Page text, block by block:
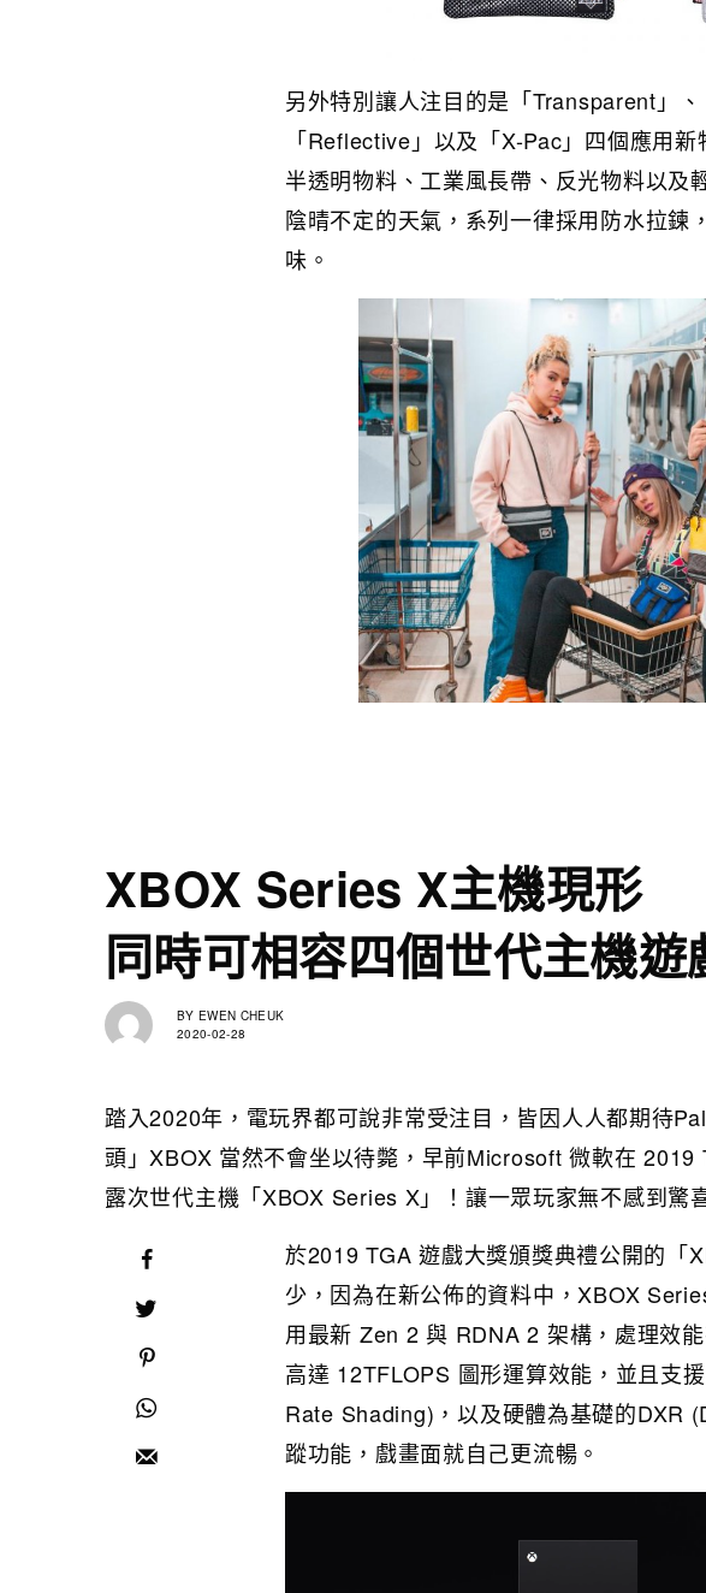
另外特別讓人注目的是「Transparent」
「Reflective」以及「X-Pac」四個應用
半透明物料、工業風長帶、反光物料以及
陰晴不定的天氣，系列一律採用防水拉鍊
味。
XBOX Series X主機現形
同時可相容四個世代主機遊
BY EWEN CHEUK
2020-02-28
踏入2020年，電玩界都可說非常受注目，皆因人人都期待
頭」XBOX 當然不會坐以待斃，早前Microsoft 微軟在 2019
露次世代主機「XBOX Series X」！讓一眾玩家無不感到驚
於2019 TGA 遊戲大獎頒獎典禮公開的「
少，因為在新公佈的資料中，XBOX
用最新 Zen 2 與 RDNA 2 架構，處理效
高達 12TFLOPS 圖形運算效能，並且支
Rate Shading)，以及硬體為基礎的DXR
蹤功能，戲畫面就自己更流暢。